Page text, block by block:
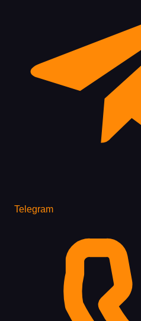
Telegram